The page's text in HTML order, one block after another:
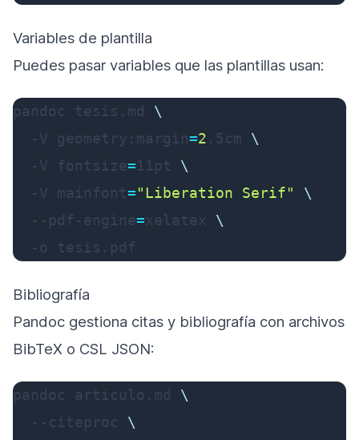
Variables de plantilla
Puedes pasar variables que las plantillas usan:
pandoc tesis.md \
-V geometry:margin=2 .5cm \
-V
fontsize=11pt \
-V
mainfont="Liberation Serif"
\
  --pdf-engine
=xelatex \
-o tesis.pdf
Bibliografía
Pandoc gestiona citas y bibliografía con archivos
BibTeX o CSL JSON:
pandoc articulo.md \
--citeproc
\